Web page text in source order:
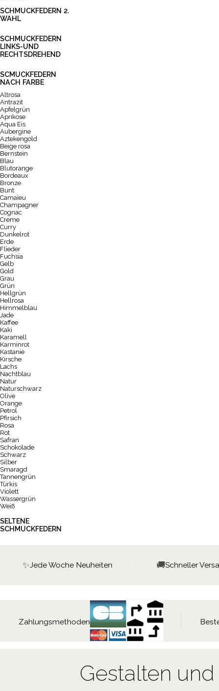
SCHMUCKFEDERN 2.
WAHL
SCHMUCKFEDERN
LINKS-UND
RECHTSDREHEND
SCMUCKFEDERN
NACH FARBE
Altrosa
Antrazit
Apfelgrün
Aprikose
Aqua Eis
Aubergine
Aztekengold
Beige rosa
Bernstein
Blau
Blutorange
Bordeaux
Bronze
Bunt
Camaïeu
Champagner
Cognac
Creme
Curry
Dunkelrot
Erde
Flieder
Fuchsia
Gelb
Gold
Grau
Grün
Hellgrün
Hellrosa
Himmelblau
Jade
Kaffee
Kaki
Karamell
Karminrot
Kastanie
Kirsche
Lachs
Nachtblau
Natur
Naturschwarz
Olive
Orange
Petrol
Pfirsich
Rosa
Rot
Safran
Schokolade
Schwarz
Silber
Smaragd
Tannengrün
Türkis
Violett
Wassergrün
Weiß
SELTENE
SCHMUCKFEDERN
✨Jede Woche Neuheiten 🚚Schneller
Zahlungsmethoden
Gestalten